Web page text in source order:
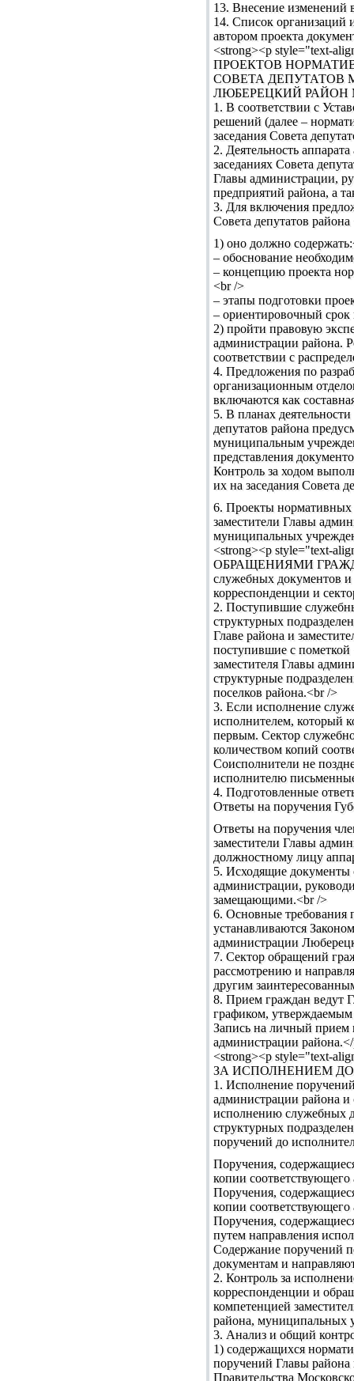
13. Внесение изменений
14. Список организаций
автором проекта
<strong><p
ПРОЕКТОВ
СОВЕТА ДЕПУТАТОВ
ЛЮБЕРЕЦКИЙ РАЙОН
1. В соответствии с
решений (далее –
заседания Совета
2. Деятельность
заседаниях Совета
Главы администрации,
предприятий района, а
3. Для включения
Совета депутатов
1) оно должно
– обоснование
– концепцию проекта
<br />
– этапы подготовки
– ориентировочный срок
2) пройти правовую
администрации района.
соответствии с
4. Предложения по
организационным
включаются как
5. В планах
депутатов района
муниципальным
представления
Контроль за ходом
их на заседания Совета
6. Проекты нормативных
заместители Главы
муниципальных
<strong><p
ОБРАЩЕНИЯМИ
служебных документов и
корреспонденции и
2. Поступившие
структурных
Главе района и
поступившие с пометкой
заместителя Главы
структурные
поселков района.<br />
3. Если исполнение
исполнителем, который
первым. Сектор
количеством копий
Соисполнители не
исполнителю
4. Подготовленные
Ответы на поручения
Ответы на поручения
заместители Главы
должностному лицу
5. Исходящие документы
администрации,
замещающими.<br />
6. Основные требования
устанавливаются
администрации
7. Сектор обращений
рассмотрению и
другим
8. Прием граждан ведут
графиком,
Запись на личный прием
администрации
<strong><p style="text-
ЗА ИСПОЛНЕНИЕМ
1. Исполнение
администрации района
исполнению служебных
структурных
поручений до
Поручения,
копии соответствующего
Поручения,
копии соответствующего
Поручения,
путем направления
Содержание поручений
документам и
2. Контроль за
корреспонденции и
компетенцией
района, муниципальных
3. Анализ и общий
1) содержащихся
поручений Главы
Правительства